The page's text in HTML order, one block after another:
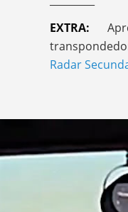
EXTRA:
Radar